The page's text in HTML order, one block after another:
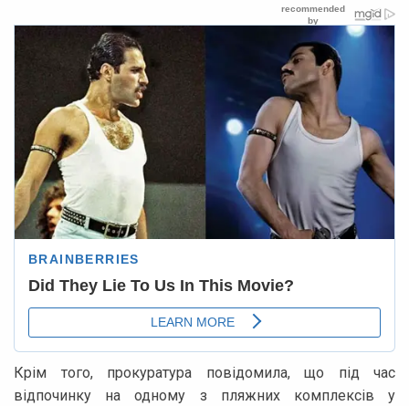
Крім того, прокуратура повідомила, що під час
відпочинку на одному з пляжних комплексів у